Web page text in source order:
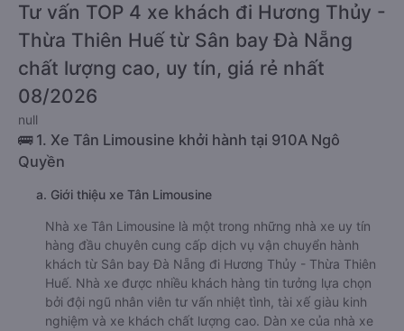
Tư vấn TOP 4 xe khách đi Hương Thủy -
Thừa Thiên Huế từ Sân bay Đà Nẵng
chất lượng cao, uy tín, giá rẻ nhất
08/2026
null
🚌 1. Xe Tân Limousine khởi hành tại 910A Ngô
Quyền
a. Giới thiệu xe Tân Limousine
Nhà xe Tân Limousine là một trong những nhà xe uy tín
hàng đầu chuyên cung cấp dịch vụ vận chuyển hành
khách từ Sân bay Đà Nẵng đi Hương Thủy - Thừa Thiên
Huế. Nhà xe được nhiều khách hàng tin tưởng lựa chọn
bởi đội ngũ nhân viên tư vấn nhiệt tình, tài xế giàu kinh
nghiệm và xe khách chất lượng cao. Dàn xe của nhà xe